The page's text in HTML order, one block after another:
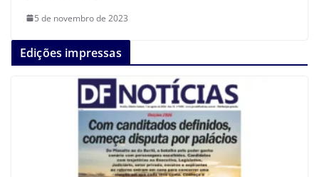
5 de novembro de 2023
Edições impressas